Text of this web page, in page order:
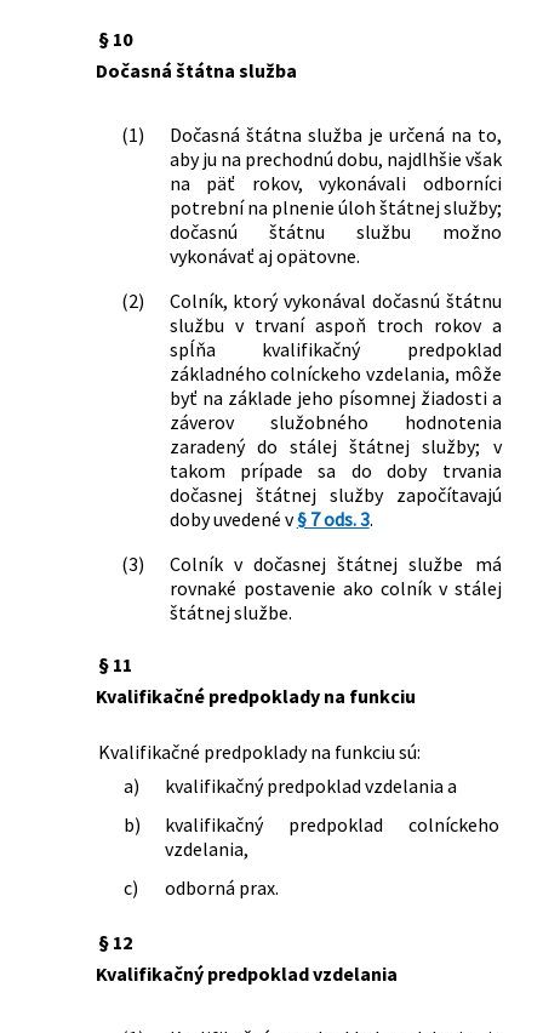
§ 10
Dočasná štátna služba
(1)
Dočasná štátna služba je určená na to,
aby ju na prechodnú dobu, najdlhšie však
na päť rokov, vykonávali odborníci
potrební na plnenie úloh štátnej služby;
dočasnú štátnu službu možno
vykonávať aj opätovne.
(2)
Colník, ktorý vykonával dočasnú štátnu
službu v trvaní aspoň troch rokov a
spĺňa kvalifikačný predpoklad
základného colníckeho vzdelania, môže
byť na základe jeho písomnej žiadosti a
záverov služobného hodnotenia
zaradený do stálej štátnej služby; v
takom prípade sa do doby trvania
dočasnej štátnej služby započítavajú
doby uvedené v§ 7 ods. 3.
(3)
Colník v dočasnej štátnej službe má
rovnaké postavenie ako colník v stálej
štátnej službe.
§ 11
Kvalifikačné predpoklady na funkciu
Kvalifikačné predpoklady na funkciu sú:
a)
kvalifikačný predpoklad vzdelania a
b)
kvalifikačný predpoklad colníckeho
vzdelania,
c)
odborná prax.
§ 12
Kvalifikačný predpoklad vzdelania